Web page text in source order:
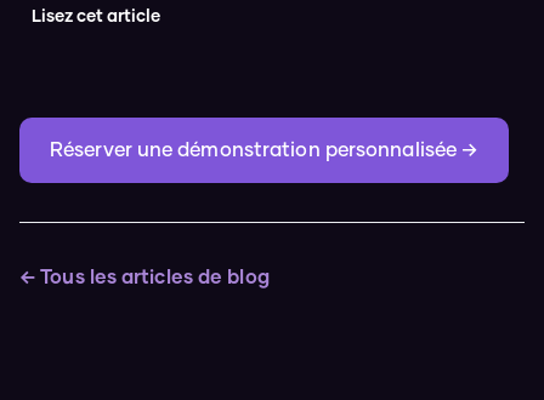
Lisez cet article
Réserver une démonstration personnalisée →
← Tous les articles de blog